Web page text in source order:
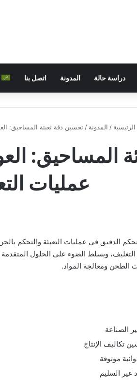
دراسة حالة المدونة اتصل بنا
الرئيسية / المدونة / تحسين دقة تعبئة المساحيق:
المساحيق:
عمليات
الدقيق في عمليات التعبئة والتحكم
الصناعة
تكاليف الإنتاج
موثوقة
غير السليم